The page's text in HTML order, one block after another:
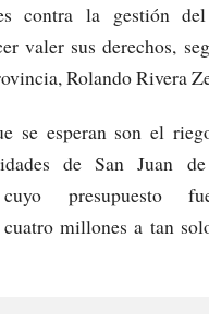
contra la gestión
valer sus derechos,
Rolando Rivera
se esperan son el
de San Juan
cuyo presupuesto
cuatro millones a tan